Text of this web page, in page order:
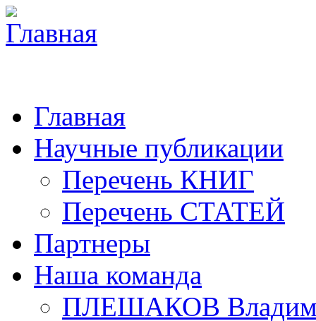
Главная
Научные публикации
Перечень КНИГ
Перечень СТАТЕЙ
Партнеры
Наша команда
ПЛЕШАКОВ